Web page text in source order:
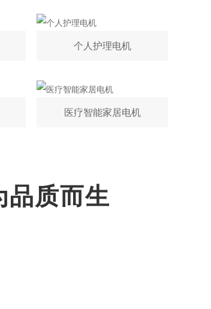
个人护理电机
医疗智能家居电机
品质而生